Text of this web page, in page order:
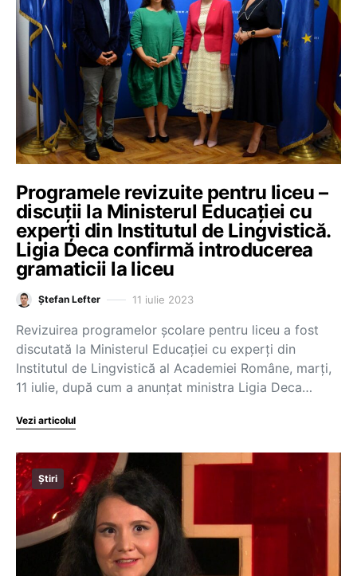
Programele revizuite pentru liceu –
discuții la Ministerul Educației cu
experți din Institutul de Lingvistică.
Ligia Deca confirmă introducerea
gramaticii la liceu
Ștefan Lefter 11 iulie 2023
Revizuirea programelor școlare pentru liceu a fost
discutată la Ministerul Educației cu experți din
Institutul de Lingvistică al Academiei Române, marți,
11 iulie, după cum a anunțat ministra Ligia Deca…
Vezi articolul
Știri